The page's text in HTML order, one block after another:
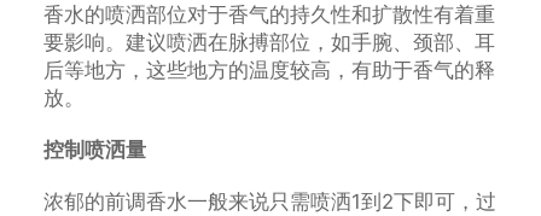
香水的喷洒部位对于香气的持久性和扩散性有着重
要影响。建议喷洒在脉搏部位，如手腕、颈部、耳
后等地方，这些地方的温度较高，有助于香气的释
放。
控制喷洒量
浓郁的前调香水一般来说只需喷洒1到2下即可，过